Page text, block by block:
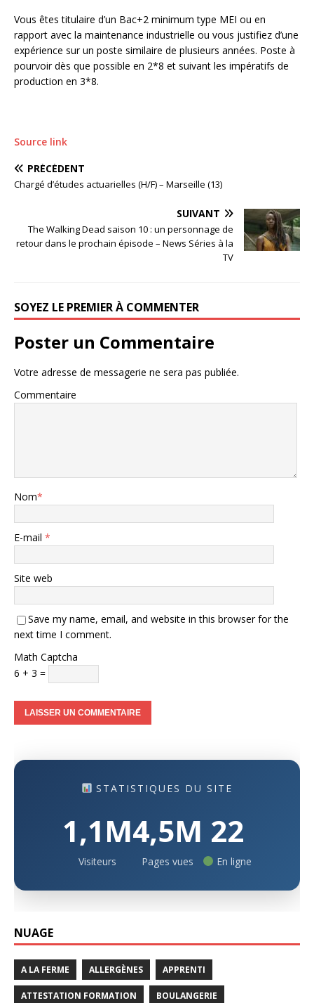
Vous êtes titulaire d’un Bac+2 minimum type MEI ou en
rapport avec la maintenance industrielle ou vous justifiez d’une
expérience sur un poste similaire de plusieurs années. Poste à
pourvoir dès que possible en 2*8 et suivant les impératifs de
production en 3*8.
Source link
PRÉCÉDENT
Chargé d’études actuarielles (H/F) – Marseille (13)
SUIVANT
The Walking Dead saison 10 : un personnage de
retour dans le prochain épisode – News Séries à la
TV
SOYEZ LE PREMIER À COMMENTER
Poster un Commentaire
Votre adresse de messagerie ne sera pas publiée.
Commentaire
Nom*
E-mail *
Site web
Save my name, email, and website in this browser for the
next time I comment.
Math Captcha
6 + 3 =
STATISTIQUES DU SITE
1,1M
Visiteurs
4,5M
Pages vues
22
En ligne
NUAGE
A LA FERME ALLERGÈNES APPRENTI
ATTESTATION FORMATION BOULANGERIE